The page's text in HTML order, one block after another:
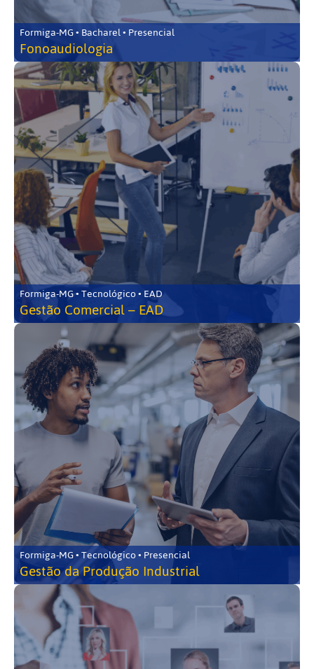
Formiga-MG • Bacharel • Presencial
Fonoaudiologia
Formiga-MG • Tecnológico • EAD
Gestão Comercial – EAD
Formiga-MG • Tecnológico • Presencial
Gestão da Produção Industrial